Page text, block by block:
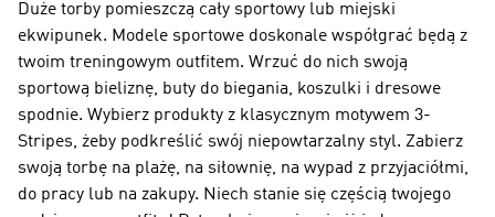
Duże torby pomieszczą cały sportowy lub miejski
ekwipunek. Modele sportowe doskonale współgrać będą z
twoim treningowym outfitem. Wrzuć do nich swoją
sportową bieliznę, buty do biegania, koszulki i dresowe
spodnie. Wybierz produkty z klasycznym motywem 3-
Stripes, żeby podkreślić swój niepowtarzalny styl. Zabierz
swoją torbę na plażę, na siłownię, na wypad z przyjaciółmi,
do pracy lub na zakupy. Niech stanie się częścią twojego